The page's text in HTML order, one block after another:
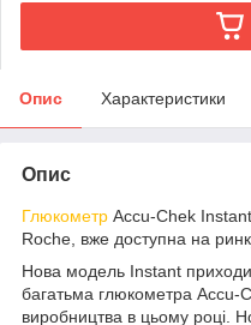
Опис Характеристики
Опис
Глюкометр Accu-Chek
Roche, вже доступна на
Нова модель Instant
багатьма глюкометра Accu-
виробництва в цьому році.